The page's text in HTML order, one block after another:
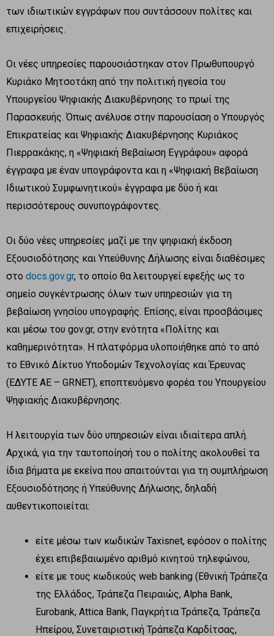
των ιδιωτικών εγγράφων που συντάσσουν πολίτες και
επιχειρήσεις.
Οι νέες υπηρεσίες παρουσιάστηκαν στον Πρωθυπουργό
Κυριάκο Μητσοτάκη από την πολιτική ηγεσία του
Υπουργείου Ψηφιακής Διακυβέρνησης το πρωί της
Παρασκευής. Όπως ανέλυσε στην παρουσίαση ο Υπουργός
Επικρατείας και Ψηφιακής Διακυβέρνησης Κυριάκος
Πιερρακάκης, η «Ψηφιακή Βεβαίωση Εγγράφου» αφορά
έγγραφα με έναν υπογράφοντα και η «Ψηφιακή Βεβαίωση
Ιδιωτικού Συμφωνητικού» έγγραφα με δύο ή και
περισσότερους συνυπογράφοντες.
Οι δύο νέες υπηρεσίες μαζί με την ψηφιακή έκδοση
Εξουσιοδότησης και Υπεύθυνης Δήλωσης είναι διαθέσιμες
στο docs.gov.gr, το οποίο θα λειτουργεί εφεξής ως το
σημείο συγκέντρωσης όλων των υπηρεσιών για τη
βεβαίωση γνησίου υπογραφής. Επίσης, είναι προσβάσιμες
και μέσω του gov.gr, στην ενότητα «Πολίτης και
καθημερινότητα». Η πλατφόρμα υλοποιήθηκε από το από
το Εθνικό Δίκτυο Υποδομών Τεχνολογίας και Έρευνας
(ΕΔΥΤΕ ΑΕ – GRNET), εποπτευόμενο φορέα του Υπουργείου
Ψηφιακής Διακυβέρνησης.
Η λειτουργία των δύο υπηρεσιών είναι ιδιαίτερα απλή.
Αρχικά, για την ταυτοποίησή του ο πολίτης ακολουθεί τα
ίδια βήματα με εκείνα που απαιτούνται για τη συμπλήρωση
Εξουσιοδότησης ή Υπεύθυνης Δήλωσης, δηλαδή
αυθεντικοποιείται:
είτε μέσω των κωδικών Taxisnet, εφόσον ο πολίτης
έχει επιβεβαιωμένο αριθμό κινητού τηλεφώνου,
είτε με τους κωδικούς web banking (Εθνική Τράπεζα
της Ελλάδος, Τράπεζα Πειραιώς, Alpha Bank,
Eurobank, Attica Bank, Παγκρήτια Τράπεζα, Τράπεζα
Ηπείρου, Συνεταιριστική Τράπεζα Καρδίτσας,